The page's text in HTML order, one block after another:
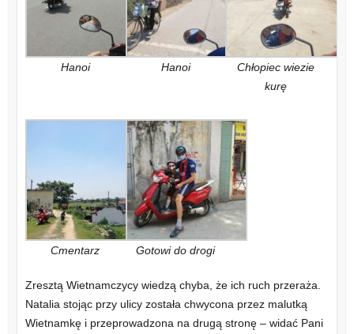
Hanoi Hanoi
Chłopiec wiezie
kurę
Cmentarz Gotowi do drogi
Zresztą Wietnamczycy wiedzą chyba, że ich ruch przeraża.
Natalia stojąc przy ulicy została chwycona przez malutką
Wietnamkę i przeprowadzona na drugą stronę – widać Pani